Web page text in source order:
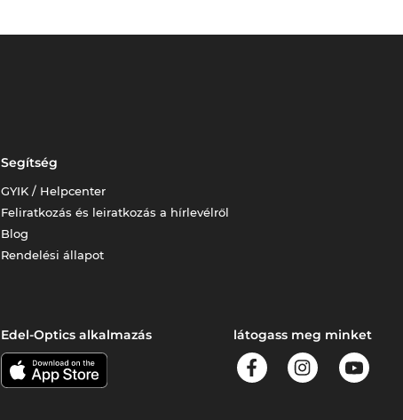
Segítség
GYIK / Helpcenter
Feliratkozás és leiratkozás a hírlevélről
Blog
Rendelési állapot
Edel-Optics alkalmazás látogass meg minket